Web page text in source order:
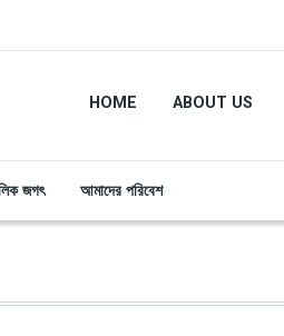
HOME ABOUT US
জগৎ আমাদের পরিবেশ